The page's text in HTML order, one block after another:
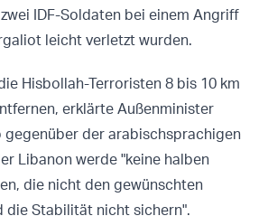
IDF-Soldaten bei einem Angriff
leicht verletzt wurden.
Hisbollah-Terroristen 8 bis 10 km
erklärte Außenminister
gegenüber der arabischsprachigen
Libanon werde "keine halben
die nicht den gewünschten
die Stabilität nicht sichern".